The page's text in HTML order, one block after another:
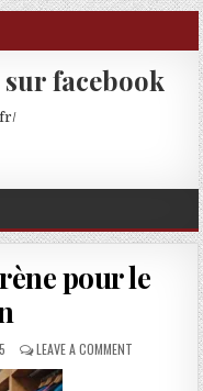
facebook
pour le
LEAVE A COMMENTON